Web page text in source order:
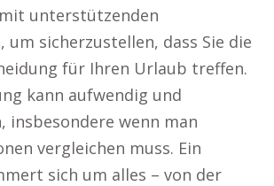
unterstützenden
sicherzustellen, dass Sie die
für Ihren Urlaub treffen.
kann aufwendig und
insbesondere wenn man
vergleichen muss. Ein
sich um alles – von der